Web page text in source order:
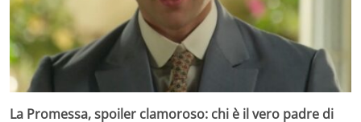
La Promessa, spoiler clamoroso: chi è il vero padre di